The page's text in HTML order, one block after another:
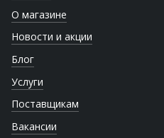
О магазине
Новости и акции
Блог
Услуги
Поставщикам
Вакансии